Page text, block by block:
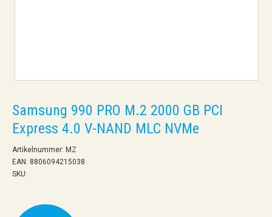
Samsung 990 PRO M.2 2000 GB PCI
Express 4.0 V-NAND MLC NVMe
Artikelnummer: MZ
EAN: 8806094215038
SKU: